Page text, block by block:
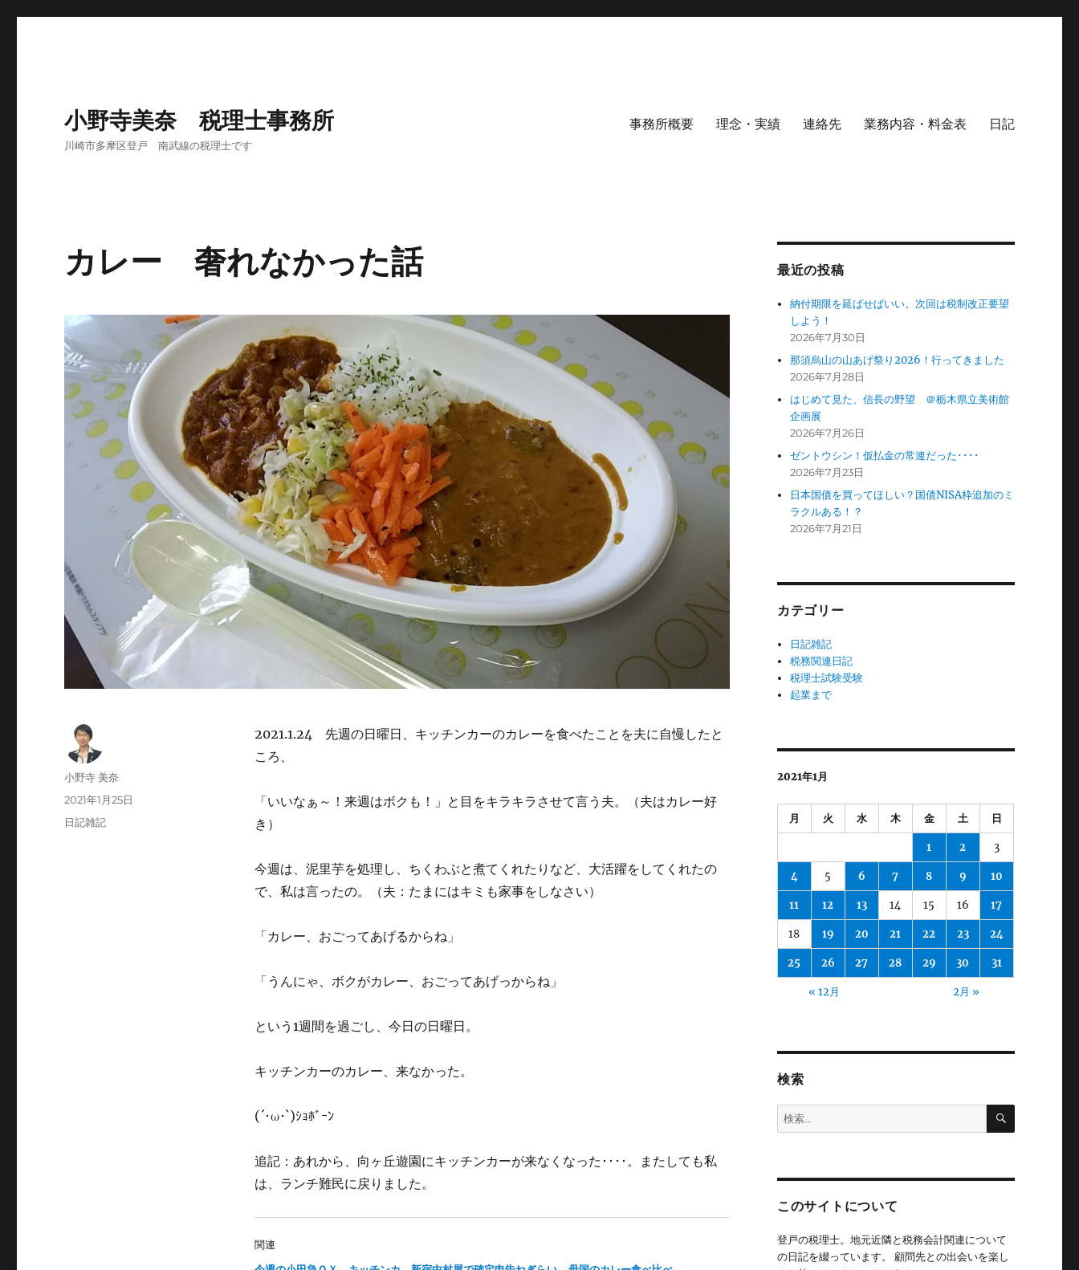
小野寺美奈 税理士事務所
川崎市多摩区登戸 南武線の税理士です
事務所概要 理念・実績 連絡先 業務内容・料金表 日記
カレー 奢れなかった話
2021.1.24 先週の日曜日、キッチンカーのカレーを食べたことを夫に自慢したと
ころ、
「いいなぁ～！来週はボクも！」と目をキラキラさせて言う夫。（夫はカレー好
き）
今週は、泥里芋を処理し、ちくわぶと煮てくれたりなど、大活躍をしてくれたの
で、私は言ったの。（夫：たまにはキミも家事をしなさい）
「カレー、おごってあげるからね」
「うんにゃ、ボクがカレー、おごってあげっからね」
という1週間を過ごし、今日の日曜日。
キッチンカーのカレー、来なかった。
(´･ω･`)ｼｮﾎﾞｰﾝ
追記：あれから、向ヶ丘遊園にキッチンカーが来なくなった････。またしても私
は、ランチ難民に戻りました。
関連
投
小野寺 美奈
投
稿
2021年1月25日
カ
日記雑記
最近の投稿
納付期限を延ばせばいい。次回は税制改正要望
しよう！
2026年7月30日
那須烏山の山あげ祭り2026！行ってきました
2026年7月28日
はじめて見た、信長の野望 ＠栃木県立美術館
企画展
2026年7月26日
ゼントウシン！仮払金の常連だった････
2026年7月23日
日本国債を買ってほしい？国債NISA枠追加のミ
ラクルある！？
2026年7月21日
カテゴリー
日記雑記
税務関連日記
税理士試験受験
起業まで
2021年1月
月 火 水 木 金 土 日
1 2 3
4 5 6 7 8 9 10
11 12 13 14 15 16 17
18 19 20 21 22 23 24
25 26 27 28 29 30 31
« 12月 2月 »
検索
検
索:
検
このサイトについて
登戸の税理士。地元近隣と税務会計関連について
の日記を綴っています。 顧問先との出会いを楽し